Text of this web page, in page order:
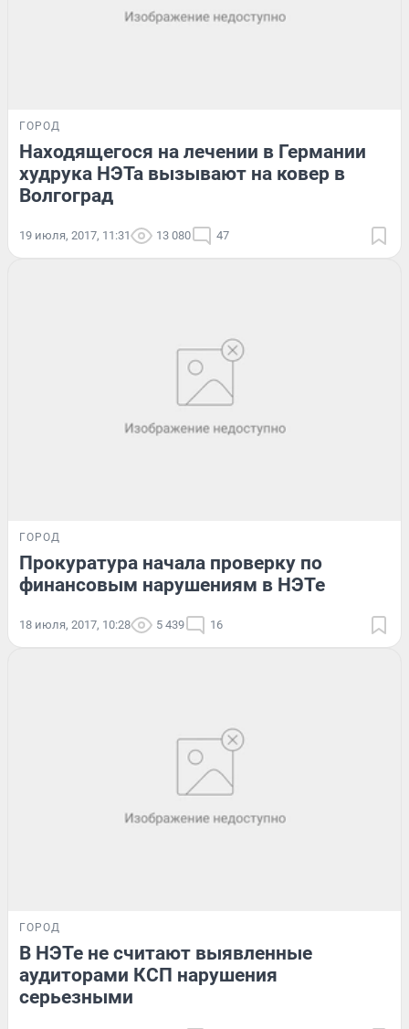
ГОРОД
Находящегося на лечении в Германии
худрука НЭТа вызывают на ковер в
Волгоград
19 июля, 2017, 11:31 13 080 47
ГОРОД
Прокуратура начала проверку по
финансовым нарушениям в НЭТе
18 июля, 2017, 10:28 5 439 16
ГОРОД
В НЭТе не считают выявленные
аудиторами КСП нарушения
серьезными